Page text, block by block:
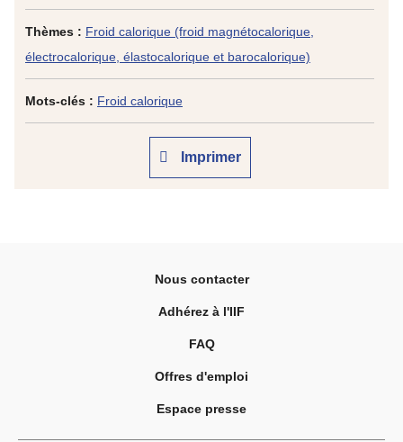
Thèmes : Froid calorique (froid magnétocalorique,
électrocalorique, élastocalorique et barocalorique)
Mots-clés : Froid calorique
Imprimer
Nous contacter
Adhérez à l'IIF
FAQ
Offres d'emploi
Espace presse